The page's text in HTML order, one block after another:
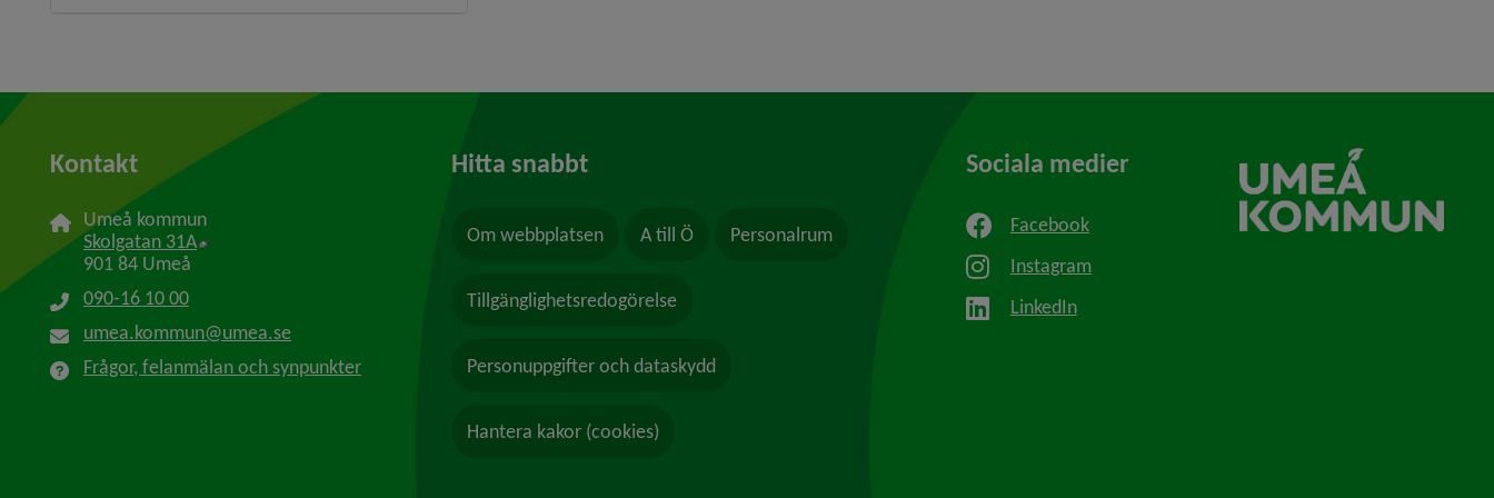
Kontakt
Umeå kommun
Skolgatan 31A Länk till annan webbplats, öppnas i nytt fönster.
901 84 Umeå
090-16 10 00
umea.kommun@umea.se
Frågor, felanmälan och synpunkter
Hitta snabbt
Om webbplatsen A till Ö Personalrum
Tillgänglighetsredogörelse
Personuppgifter och dataskydd
Hantera kakor (cookies)
Sociala medier
Facebook
Instagram
LinkedIn